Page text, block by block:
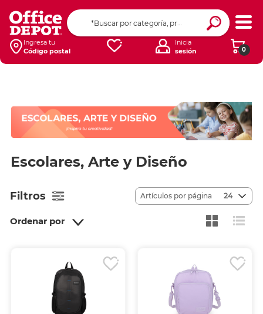
Ingresa tu
Código postal
0
Inicia
sesión
Escolares, Arte y Diseño
Filtros
Ordenar por
Artículos por página 24